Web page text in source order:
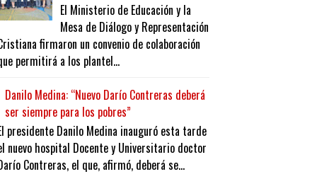
El Ministerio de Educación y la
Mesa de Diálogo y Representación
firmaron un convenio de colaboración
permitirá a los plantel...
Danilo Medina: “Nuevo Darío Contreras deberá
ser siempre para los pobres”
presidente Danilo Medina inauguró esta tarde
nuevo hospital Docente y Universitario doctor
Contreras, el que, afirmó, deberá se...